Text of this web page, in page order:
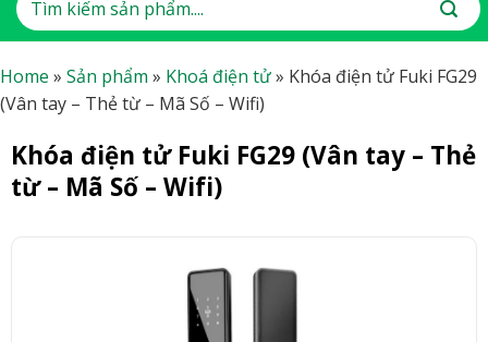
kiếm:
Home » Sản phẩm » Khoá điện tử» Khóa điện tử Fuki FG29
(Vân tay – Thẻ từ – Mã Số – Wifi)
Khóa điện tử Fuki FG29 (Vân tay – Thẻ
từ – Mã Số – Wifi)